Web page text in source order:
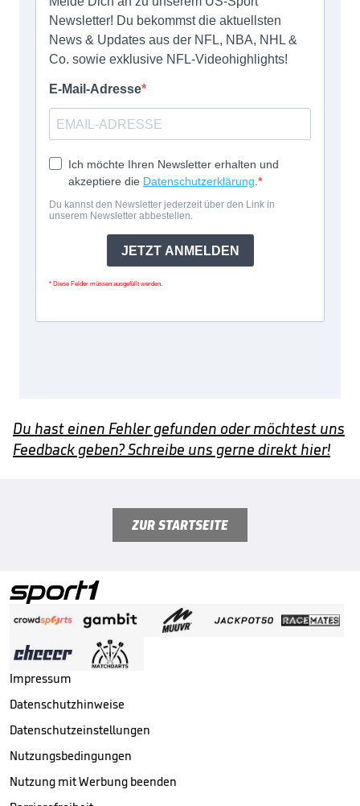
Du hast einen Fehler gefunden oder möchtest uns
Feedback geben? Schreibe uns gerne direkt hier!
ZUR STARTSEITE
Impressum
Datenschutzhinweise
Datenschutzeinstellungen
Nutzungsbedingungen
Nutzung mit Werbung beenden